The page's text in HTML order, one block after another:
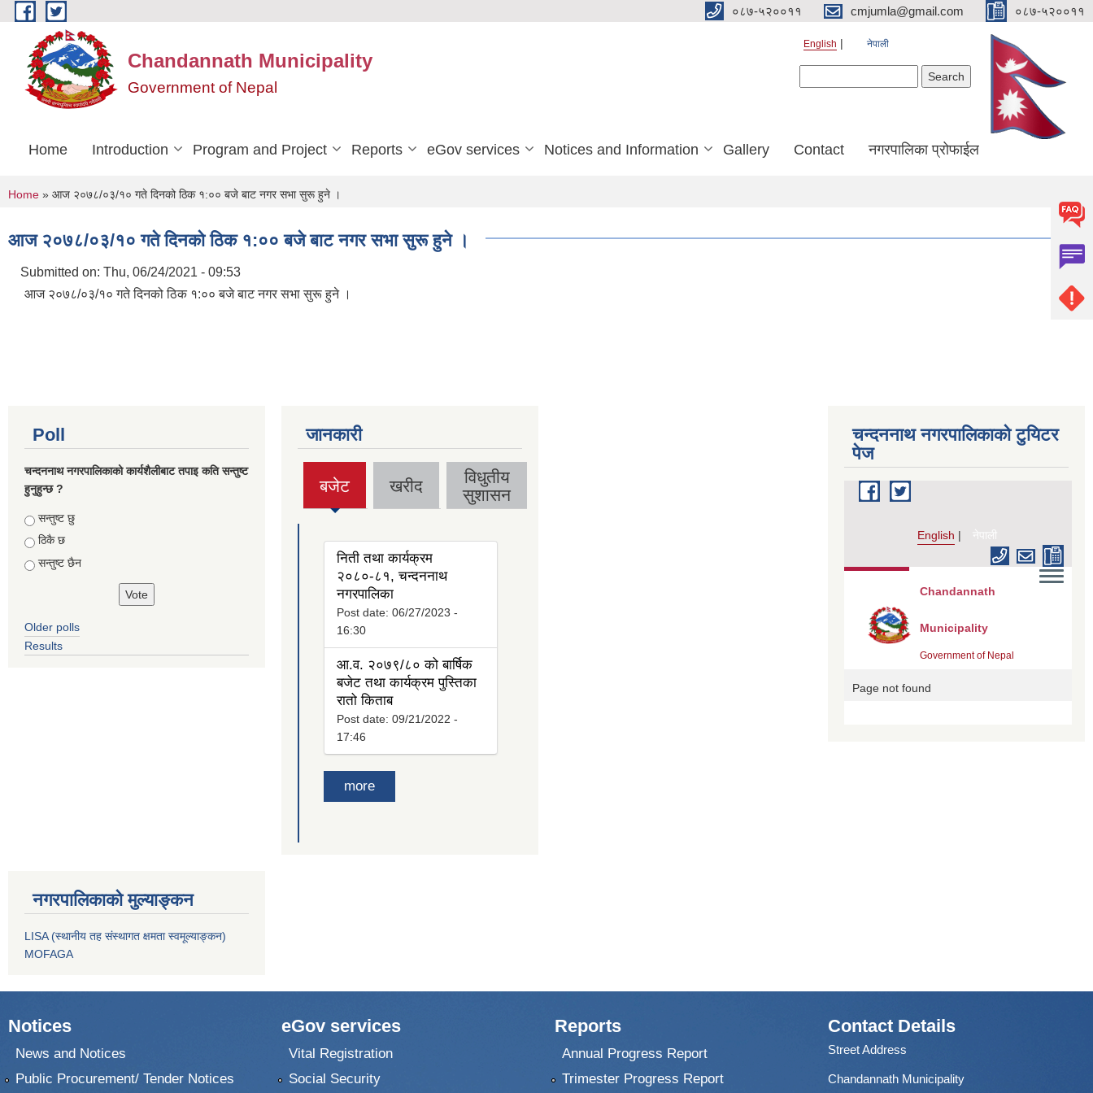
Skip to main content ०८७-५२००११ cmjumla@gmail.com ०८७-५२००११
Chandannath Municipality
Government of Nepal
English नेपाली
Home Introduction Program and Project Reports eGov services Notices and Information Gallery Contact नगरपालिका प्रोफाईल
You are here
Home » आज २०७८/०३/१० गते दिनको ठिक १:०० बजे बाट नगर सभा सुरू हुने ।
आज २०७८/०३/१० गते दिनको ठिक १:०० बजे बाट नगर सभा सुरू हुने ।
Submitted on: Thu, 06/24/2021 - 09:53
आज २०७८/०३/१० गते दिनको ठिक १:०० बजे बाट नगर सभा सुरू हुने ।
Poll
चन्दननाथ नगरपालिकाको कार्यशैलीबाट तपाइ कति सन्तुष्ट
हुनुहुन्छ ?
Choices
सन्तुष्ट छु
ठिकै छ
सन्तुष्ट छैन
Older polls
Results
जानकारी
बजेट
(active
tab)
खरीद
विधुतीय
सुशासन
निती तथा कार्यक्रम
२०८०-८१, चन्दननाथ
नगरपालिका
Post date: 06/27/2023 -
16:30
आ.व. २०७९/८० को बार्षिक
बजेट तथा कार्यक्रम पुस्तिका
रातो किताब
Post date: 09/21/2022 -
17:46
more
चन्दननाथ नगरपालिकाको टुयिटर
पेज
नगरपालिकाको मुल्याङ्कन
LISA (स्थानीय तह संस्थागत क्षमता स्वमूल्याङ्कन)
MOFAGA
Notices
News and Notices
Public Procurement/ Tender Notices
eGov services
Vital Registration
Social Security
Reports
Annual Progress Report
Trimester Progress Report
Contact Details
Street Address
Chandannath Municipality